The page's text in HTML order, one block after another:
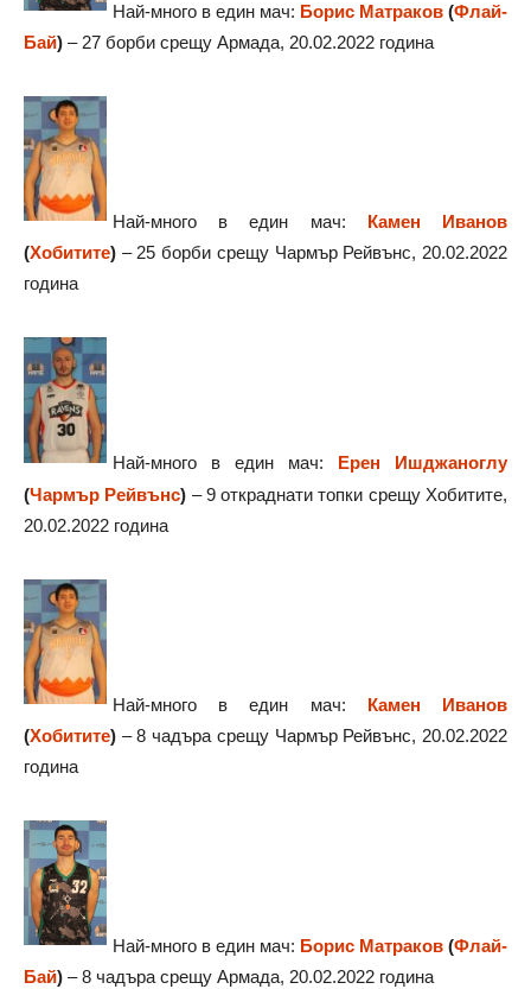
Най-много в един мач: Борис Матраков (Флай-
Бай) – 27 борби срещу Армада, 20.02.2022 година
Най-много в един мач:
Камен Иванов
(Хобитите) – 25 борби срещу Чармър Рейвънс, 20.02.2022
година
Най-много в един мач:
Ерен Ишджаноглу
(Чармър Рейвънс) – 9 откраднати топки срещу Хобитите,
20.02.2022 година
Най-много в един мач: Камен Иванов
(Хобитите) – 8 чадъра срещу Чармър Рейвънс, 20.02.2022
година
Най-много в един мач: Борис Матраков (Флай-
Бай) – 8 чадъра срещу Армада, 20.02.2022 година